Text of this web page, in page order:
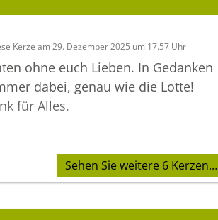
Kerze am 29. Dezember 2025 um 17.57 Uhr
ohne euch Lieben. In Gedanken
dabei, genau wie die Lotte!
für Alles.
Sehen Sie weitere 6 Kerzen…